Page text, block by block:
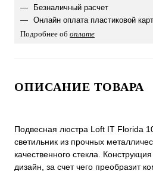
Безналичный расчет
Онлайн оплата пластиковой
Подробнее об оплате
ОПИСАНИЕ ТОВАРА
Подвесная люстра Loft IT Florida
светильник из прочных
качественного стекла.
дизайн, за счет чего преобразит